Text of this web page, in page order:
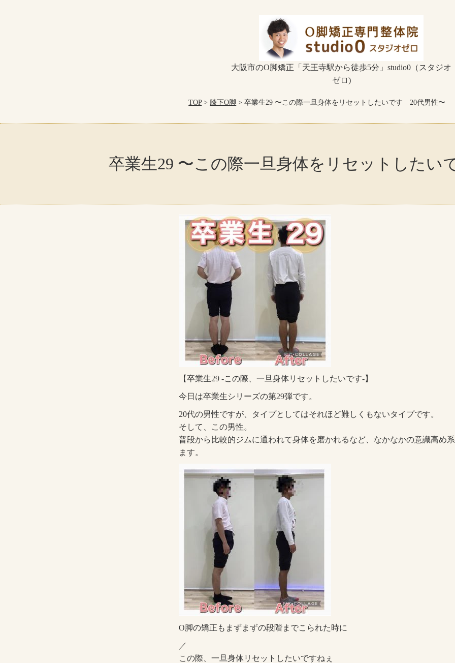
大阪市のO脚矯正「天王寺駅から徒歩5分」studio0（スタジオ
ゼロ)
TOP> 膝下O脚 > 卒業生29 〜この際一旦身体をリセットしたいです 20代男性〜
卒業生29 〜この際一旦身体をリセットした
【卒業生29 -この際、一旦身体リセットしたいです-】
今日は卒業生シリーズの第29弾です。
20代の男性ですが、タイプとしてはそれほど難しくもないタイプです。
そして、この男性。
普段から比較的ジムに通われて身体を磨かれるなど、なかなかの意識高め
ます。
O脚の矯正もまずまずの段階までこられた時に
／
この際、一旦身体リセットしたいですねぇ